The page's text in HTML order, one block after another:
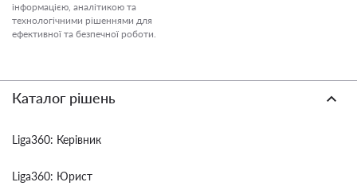
інформацією, аналітикою та
технологічними рішеннями для
ефективної та безпечної роботи.
Каталог рішень
Liga360: Керівник
Liga360: Юрист